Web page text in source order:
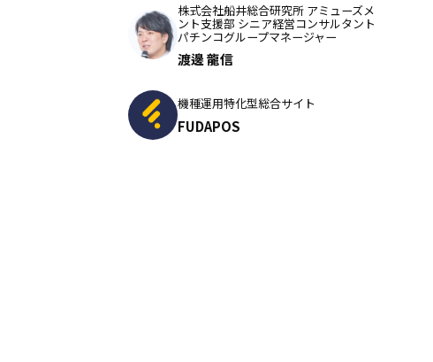
株式会社船井総合研究所 アミューズメ
ント支援部 シニア経営コンサルタント
パチンコグループマネージャー
渡邊 龍信
機種運用特化型総合サイト
FUDAPOS